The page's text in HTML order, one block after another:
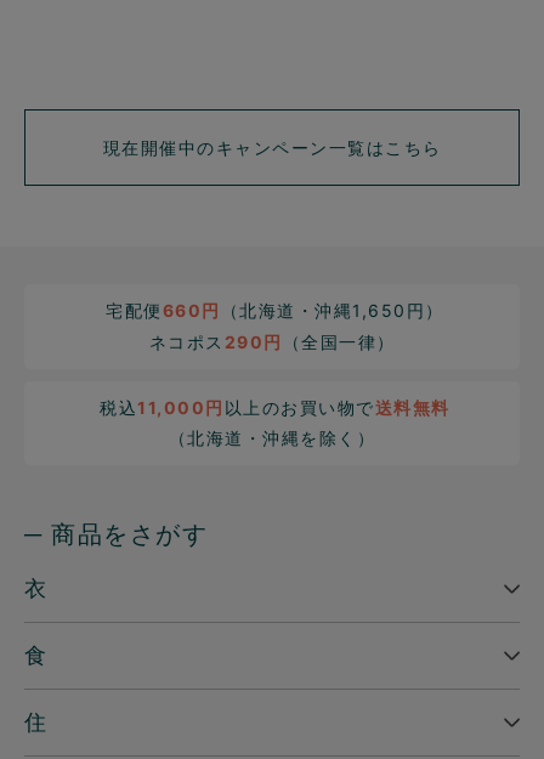
現在開催中のキャンペーン一覧はこちら
宅配便660円
（北海道・沖縄1,650円）
ネコポス 290円 （全国一律）
税込11,000円 以上のお買い物で送料無料
（北海道・沖縄を除く）
─ 商品をさがす
衣
食
住